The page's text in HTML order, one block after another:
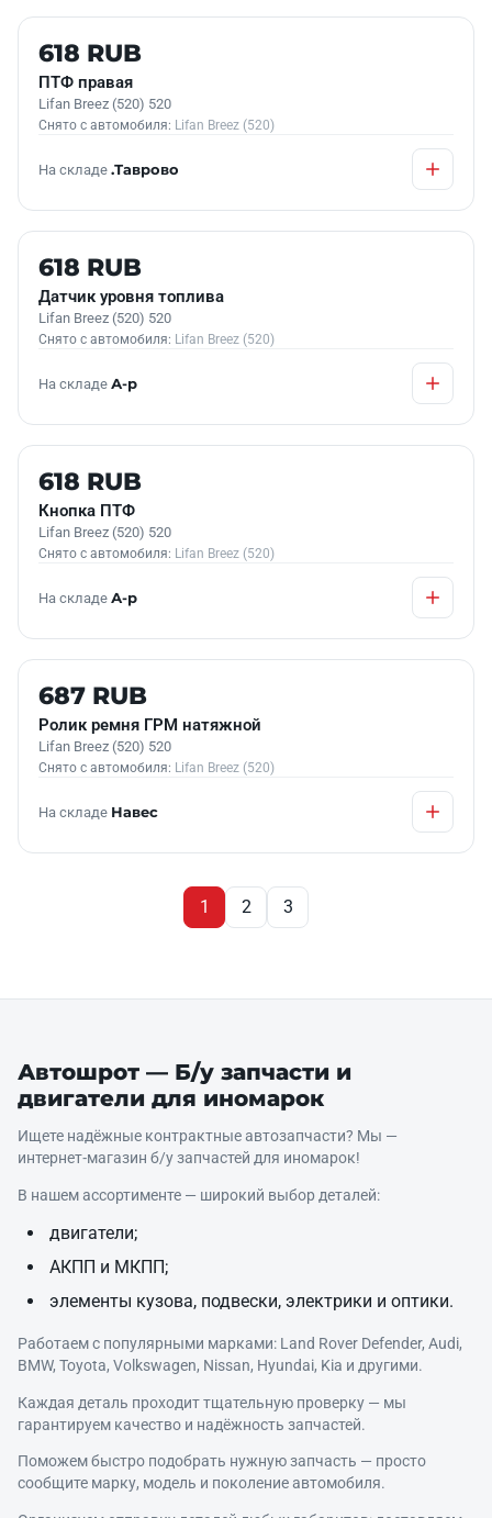
Б/У В НАЛИЧИИ
618 RUB
ПТФ правая
Lifan Breez (520) 520
Снято с автомобиля: Lifan Breez (520)
На складе .Таврово
Б/У В НАЛИЧИИ
618 RUB
Датчик уровня топлива
Lifan Breez (520) 520
Снято с автомобиля: Lifan Breez (520)
На складе А-р
Б/У В НАЛИЧИИ
618 RUB
Кнопка ПТФ
Lifan Breez (520) 520
Снято с автомобиля: Lifan Breez (520)
На складе А-р
Б/У В НАЛИЧИИ
687 RUB
Ролик ремня ГРМ натяжной
Lifan Breez (520) 520
Снято с автомобиля: Lifan Breez (520)
На складе Навес
1 2 3
Автошрот — Б/у запчасти и
двигатели для иномарок
Ищете надёжные контрактные автозапчасти? Мы —
интернет‑магазин б/у запчастей для иномарок!
В нашем ассортименте — широкий выбор деталей:
двигатели;
АКПП и МКПП;
элементы кузова, подвески, электрики и оптики.
Работаем с популярными марками: Land Rover Defender, Audi,
BMW, Toyota, Volkswagen, Nissan, Hyundai, Kia и другими.
Каждая деталь проходит тщательную проверку — мы
гарантируем качество и надёжность запчастей.
Поможем быстро подобрать нужную запчасть — просто
сообщите марку, модель и поколение автомобиля.